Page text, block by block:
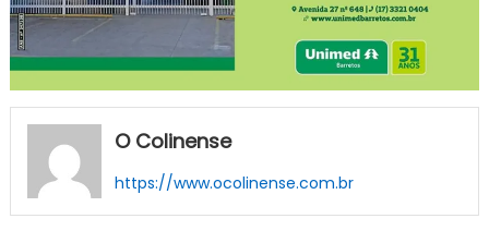
O Colinense
https://www.ocolinense.com.br